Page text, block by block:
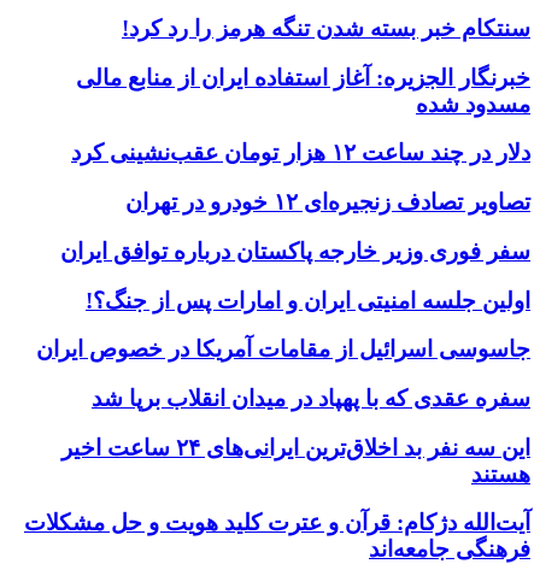
سنتکام خبر بسته شدن تنگه هرمز را رد کرد!
خبرنگار الجزیره: آغاز استفاده ایران از منابع مالی
مسدود شده
دلار در چند ساعت ۱۲ هزار تومان عقب‌نشینی کرد
تصاویر تصادف زنجیره‌ای ۱۲ خودرو در تهران
سفر فوری وزیر خارجه پاکستان درباره توافق ایران
اولین جلسه امنیتی ایران و امارات پس از جنگ؟!
جاسوسی اسرائیل از مقامات آمریکا در خصوص ایران
سفره عقدی که با پهپاد در میدان انقلاب برپا شد
این سه نفر بد اخلاق‌ترین ایرانی‌های ۲۴ ساعت اخیر
هستند
آیت‌الله دژکام: قرآن و عترت کلید هویت و حل مشکلات
فرهنگی جامعه‌اند